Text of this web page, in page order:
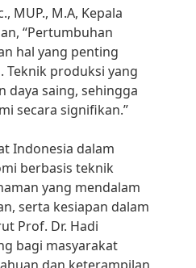
MUP., M.A, Kepala
“Pertumbuhan
hal yang penting
Teknik produksi yang
daya saing, sehingga
secara signifikan.”
Indonesia dalam
berbasis teknik
yang mendalam
serta kesiapan dalam
Prof. Dr. Hadi
bagi masyarakat